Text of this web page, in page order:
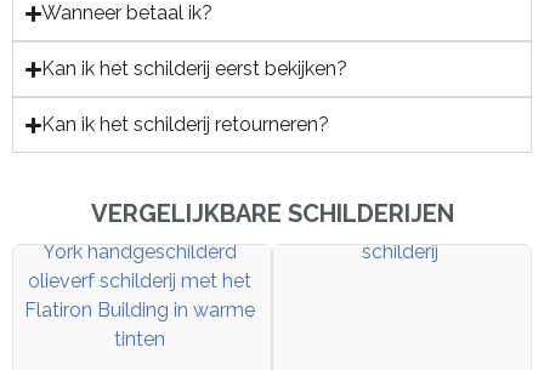
Wanneer betaal ik?
Kan ik het schilderij eerst bekijken?
Kan ik het schilderij retourneren?
VERGELIJKBARE SCHILDERIJEN